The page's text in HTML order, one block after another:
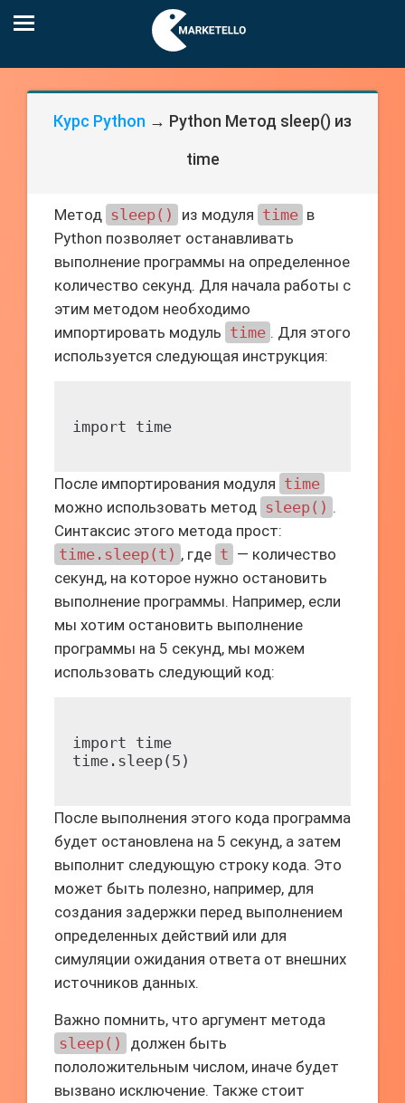
Курс Python → Python Метод sleep() из
time
Метод sleep() из модуля time в
Python позволяет останавливать
выполнение программы на определенное
количество секунд. Для начала работы с
этим методом необходимо
импортировать модуль time . Для этого
используется следующая инструкция:
После импортирования модуля time
можно использовать метод sleep() .
Синтаксис этого метода прост:
time.sleep(t) , где t — количество
секунд, на которое нужно остановить
выполнение программы. Например, если
мы хотим остановить выполнение
программы на 5 секунд, мы можем
использовать следующий код:
import time
После выполнения этого кода программа
будет остановлена на 5 секунд, а затем
выполнит следующую строку кода. Это
может быть полезно, например, для
создания задержки перед выполнением
определенных действий или для
симуляции ожидания ответа от внешних
источников данных.
Важно помнить, что аргумент метода
sleep()
должен быть
пололожительным числом, иначе будет
вызвано исключение. Также стоит